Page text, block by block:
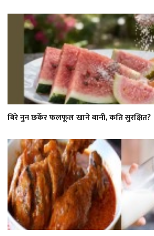
बिरे नुन छर्केर फलफूल खाने बानी, कति सुरक्षित?